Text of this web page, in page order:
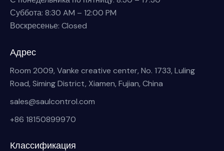
Суббота: 8:30 AM – 12:00 PM
Воскресенье: Closed
Адрес
Room 2009, Vanke creative center, No. 1733, Luling
Road, Siming District, Xiamen, Fujian, China
sales@saulcontrol.com
+86 18150899970
Классификация